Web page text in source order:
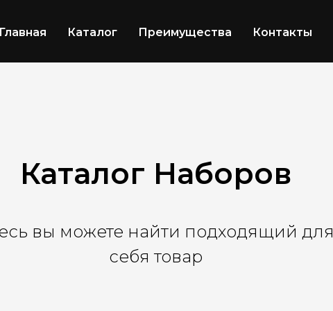
Каталог Преимущества Контакты
Каталог Наборов
вы можете найти подходящий для
себя товар